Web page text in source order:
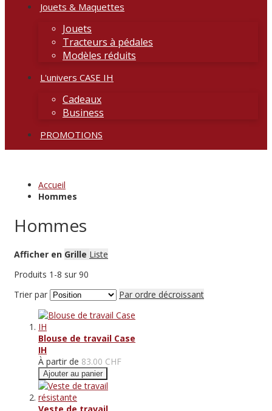
Jouets & Maquettes
Jouets
Tracteurs à pédales
Modèles réduits
L'univers CASE IH
Cadeaux
Business
PROMOTIONS
Accueil
Hommes
Hommes
Afficher en Grille Liste
Produits 1 -8 sur 90
Trier par
Par ordre décroissant
Blouse de travail Case
IH
À partir de 83.00 CHF
Ajouter au panier
Veste de travail